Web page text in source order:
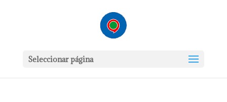
Seleccionar página